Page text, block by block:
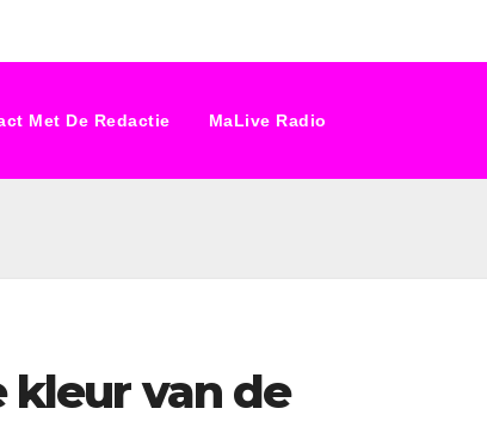
Met De Redactie MaLive Radio
van de